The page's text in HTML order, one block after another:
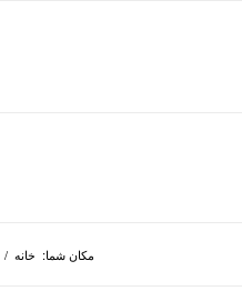
مکان شما: خانه /